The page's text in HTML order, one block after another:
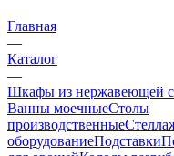
Главная
—
Каталог
—
Шкафы из нержавеющей
Ванны моечныеСтолы
производственные
оборудованиеПодставки